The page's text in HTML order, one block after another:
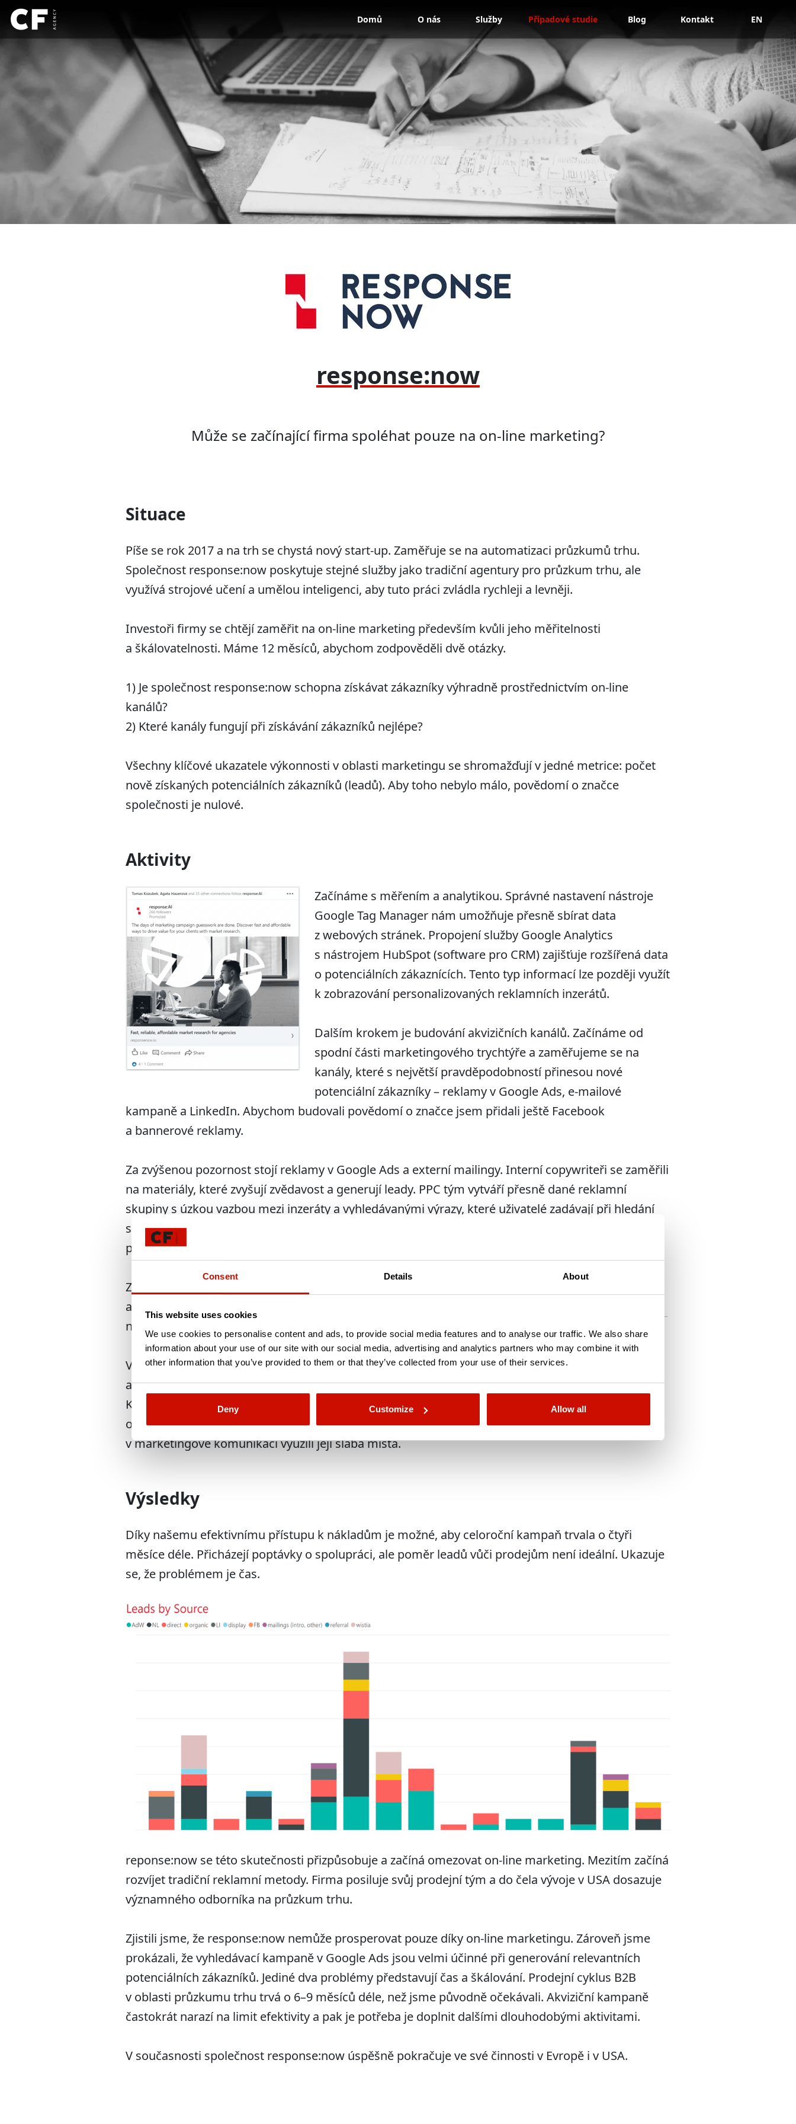
Consent Details About
This website uses cookies
We use cookies to personalise content and ads, to provide social media features and to analyse our traffic. We also share
information about your use of our site with our social media, advertising and analytics partners who may combine it with
other information that you’ve provided to them or that they’ve collected from your use of their services.
Deny Customize Allow all
Domů O nás Služby Případové studie Blog Kontakt EN
response:now
Může se začínající firma spoléhat pouze na on-line marketing?
Situace
Píše se rok 2017 a na trh se chystá nový start-up. Zaměřuje se na automatizaci průzkumů trhu.
Společnost response:now poskytuje stejné služby jako tradiční agentury pro průzkum trhu, ale
využívá strojové učení a umělou inteligenci, aby tuto práci zvládla rychleji a levněji.
Investoři firmy se chtějí zaměřit na on-line marketing především kvůli jeho měřitelnosti
a škálovatelnosti. Máme 12 měsíců, abychom zodpověděli dvě otázky.
1) Je společnost response:now schopna získávat zákazníky výhradně prostřednictvím on-line
kanálů?
2) Které kanály fungují při získávání zákazníků nejlépe?
Všechny klíčové ukazatele výkonnosti v oblasti marketingu se shromažďují v jedné metrice: počet
nově získaných potenciálních zákazníků (leadů). Aby toho nebylo málo, povědomí o značce
společnosti je nulové.
Aktivity
Začínáme s měřením a analytikou. Správné nastavení nástroje
Google Tag Manager nám umožňuje přesně sbírat data
z webových stránek. Propojení služby Google Analytics
s nástrojem HubSpot (software pro CRM) zajišťuje rozšířená data
o potenciálních zákaznících. Tento typ informací lze později využít
k zobrazování personalizovaných reklamních inzerátů.
Dalším krokem je budování akvizičních kanálů. Začínáme od
spodní části marketingového trychtýře a zaměřujeme se na
kanály, které s největší pravděpodobností přinesou nové
potenciální zákazníky – reklamy v Google Ads, e-mailové
kampaně a LinkedIn. Abychom budovali povědomí o značce jsem přidali ještě Facebook
a bannerové reklamy.
Za zvýšenou pozornost stojí reklamy v Google Ads a externí mailingy. Interní copywriteři se zaměřili
na materiály, které zvyšují zvědavost a generují leady. PPC tým vytváří přesně dané reklamní
skupiny s úzkou vazbou mezi inzeráty a vyhledávanými výrazy, které uživatelé zadávají při hledání
služeb průzkumu trhu. V kombinaci s podrobnou regionální segmentací začíná i tento přístup
přinášet potenciální zákazníky.
Začínají PR aktivity a brandingové kampaně
a brzy vidíme potenciální zákazníky z přímé
návštěvnosti i z kampaní na síti LinkedIn.
Všechny činnosti se každý týden vyhodnocují
a kontrolují, abychom postupovali vpřed.
Kampaně, které nevykazují dobrý výkon, okamžitě zastavujeme a ty, které přinášejí vysoký výkon,
optimalizujeme ještě pečlivěji. Samozřejmě sledujeme konkurenci a přizpůsobujeme se, abychom
v marketingové komunikaci využili její slabá místa.
Výsledky
Díky našemu efektivnímu přístupu k nákladům je možné, aby celoroční kampaň trvala o čtyři
měsíce déle. Přicházejí poptávky o spolupráci, ale poměr leadů vůči prodejům není ideální. Ukazuje
se, že problémem je čas.
reponse:now se této skutečnosti přizpůsobuje a začíná omezovat on-line marketing. Mezitím začíná
rozvíjet tradiční reklamní metody. Firma posiluje svůj prodejní tým a do čela vývoje v USA dosazuje
významného odborníka na průzkum trhu.
Zjistili jsme, že response:now nemůže prosperovat pouze díky on-line marketingu. Zároveň jsme
prokázali, že vyhledávací kampaně v Google Ads jsou velmi účinné při generování relevantních
potenciálních zákazníků. Jediné dva problémy představují čas a škálování. Prodejní cyklus B2B
v oblasti průzkumu trhu trvá o 6–9 měsíců déle, než jsme původně očekávali. Akviziční kampaně
častokrát narazí na limit efektivity a pak je potřeba je doplnit dalšími dlouhodobými aktivitami.
V současnosti společnost response:now úspěšně pokračuje ve své činnosti v Evropě i v USA.